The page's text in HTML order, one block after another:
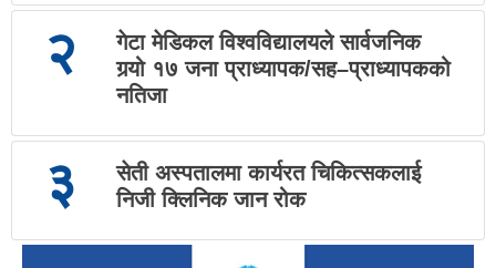
२
गेटा मेडिकल विश्वविद्यालयले सार्वजनिक
गर्‍यो १७ जना प्राध्यापक/सह–प्राध्यापकको
नतिजा
३
सेती अस्पतालमा कार्यरत चिकित्सकलाई
निजी क्लिनिक जान रोक